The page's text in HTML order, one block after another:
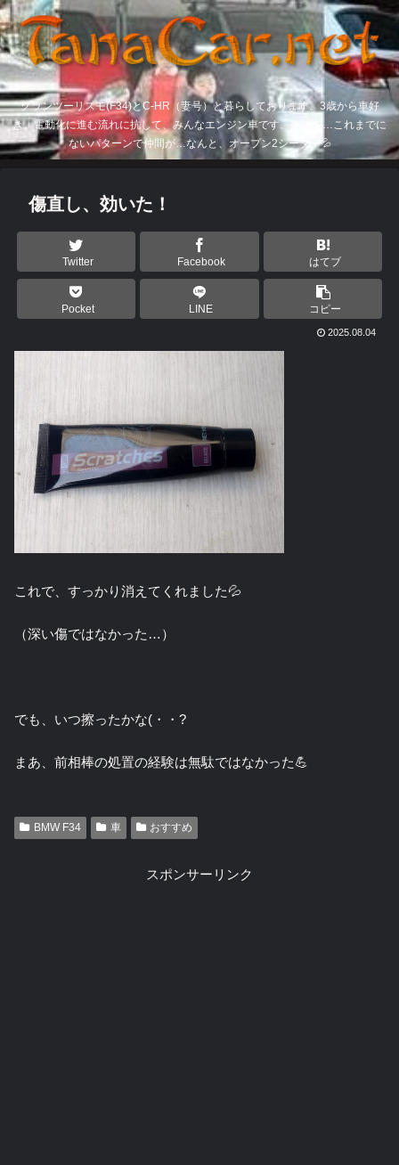
グランツーリスモ(F34)とC-HR（妻号）と暮らしております。3歳から車好
き。電動化に進む流れに抗して、みんなエンジン車です。そして…これまでに
ないパターンで仲間が…なんと、オープン2シーター💦
傷直し、効いた！
Twitter Facebook はてブ
Pocket LINE コピー
2025.08.04
これで、すっかり消えてくれました💦
（深い傷ではなかった…）
でも、いつ擦ったかな(・・?
まあ、前相棒の処置の経験は無駄ではなかった💪
BMW F34 車 おすすめ
スポンサーリンク